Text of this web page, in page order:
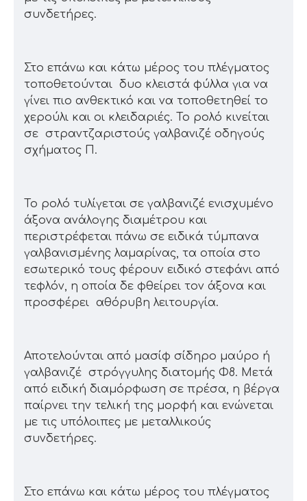
συνδετήρες.
Στο επάνω και κάτω μέρος του πλέγματος
τοποθετούνται δυο κλειστά φύλλα για να
γίνει πιο ανθεκτικό και να τοποθετηθεί το
χερούλι και οι κλειδαριές. Το ρολό κινείται
σε στραντζαριστούς γαλβανιζέ οδηγούς
σχήματος Π.
To ρολό τυλίγεται σε γαλβανιζέ ενισχυμένο
άξονα ανάλογης διαμέτρου και
περιστρέφεται πάνω σε ειδικά τύμπανα
γαλβανισμένης λαμαρίνας, τα οποία στο
εσωτερικό τους φέρουν ειδικό στεφάνι από
τεφλόν, η οποία δε φθείρει τον άξονα και
προσφέρει αθόρυβη λειτουργία.
Αποτελούνται από μασίφ σίδηρο μαύρο ή
γαλβανιζέ στρόγγυλης διατομής Φ8. Μετά
από ειδική διαμόρφωση σε πρέσα, η βέργα
παίρνει την τελική της μορφή και ενώνεται
με τις υπόλοιπες με μεταλλικούς
συνδετήρες.
Στο επάνω και κάτω μέρος του πλέγματος